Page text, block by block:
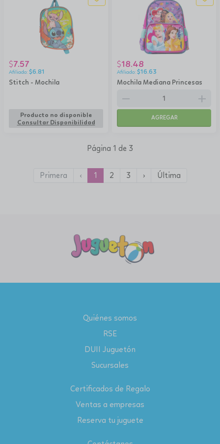
Stitch - Mochila
$7.57
$6.81
Producto no disponible
Consultar Disponibilidad
Mochila Mediana Princesas
$18.48
$16.63
remove add
AGREGAR
Página 1 de 3
Primera ‹ 1 2 3 › Última
Quiénes somos
RSE
DUII Juguetón
Sucursales
Certificados de Regalo
Ventas a empresas
Reserva tu juguete